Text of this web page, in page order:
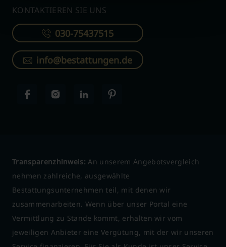
KONTAKTIEREN SIE UNS
030-75437515
info@bestattungen.de
Transparenzhinweis: An unserem Angebotsvergleich
nehmen zahlreiche, ausgewählte
Bestattungsunternehmen teil, mit denen wir
zusammenarbeiten. Wenn über unser Portal eine
Vermittlung zu Stande kommt, erhalten wir vom
jeweiligen Anbieter eine Vergütung, mit der wir unseren